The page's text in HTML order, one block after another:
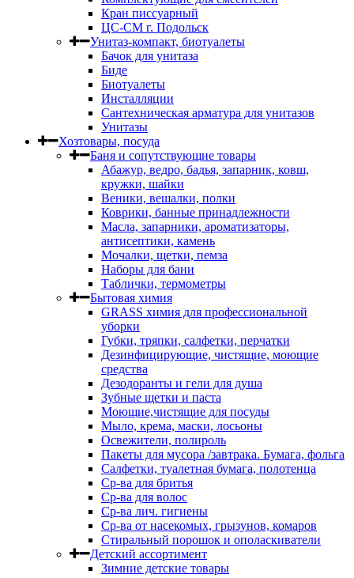
Кран писсуарный
ЦС-СМ г. Подольск
Унитаз-компакт, биотуалеты
Бачок для унитаза
Биде
Биотуалеты
Инсталляции
Сантехническая арматура для унитазов
Унитазы
Хозтовары, посуда
Баня и сопутствующие товары
Абажур, ведро, бадья, запарник, ковш,
кружки, шайки
Веники, вешалки, полки
Коврики, банные принадлежности
Масла, запарники, ароматизаторы,
антисептики, камень
Мочалки, щетки, пемза
Наборы для бани
Таблички, термометры
Бытовая химия
GRASS химия для профессиональной
уборки
Губки, тряпки, салфетки, перчатки
Дезинфицирующие, чистящие, моющие
средства
Дезодоранты и гели для душа
Зубные щетки и паста
Моющие,чистящие для посуды
Мыло, крема, маски, лосьоны
Освежители, полироль
Пакеты для мусора /завтрака. Бумага, фольга
Салфетки, туалетная бумага, полотенца
Ср-ва для бритья
Ср-ва для волос
Ср-ва лич. гигиены
Ср-ва от насекомых, грызунов, комаров
Стиральный порошок и ополаскиватели
Детский ассортимент
Зимние детские товары